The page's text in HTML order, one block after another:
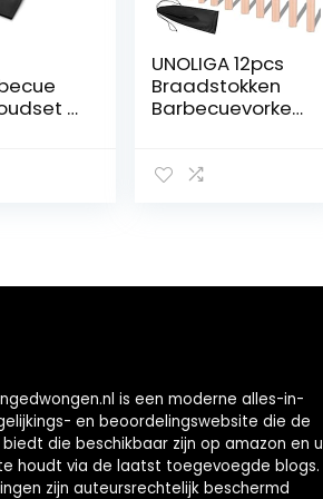
|
Borstel
UNOLIGA 12pcs
Braadstokken
Barbecuevorken
Marshmallow
Kampvuur Feest
is een moderne alles-in-
en beoordelingswebsite die de
die beschikbaar zijn op amazon en u
houdt via de laatst toegevoegde blogs.
zijn auteursrechtelijk beschermd